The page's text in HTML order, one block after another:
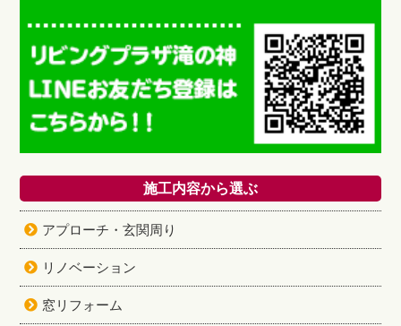
施工内容から選ぶ
アプローチ・玄関周り
リノベーション
窓リフォーム